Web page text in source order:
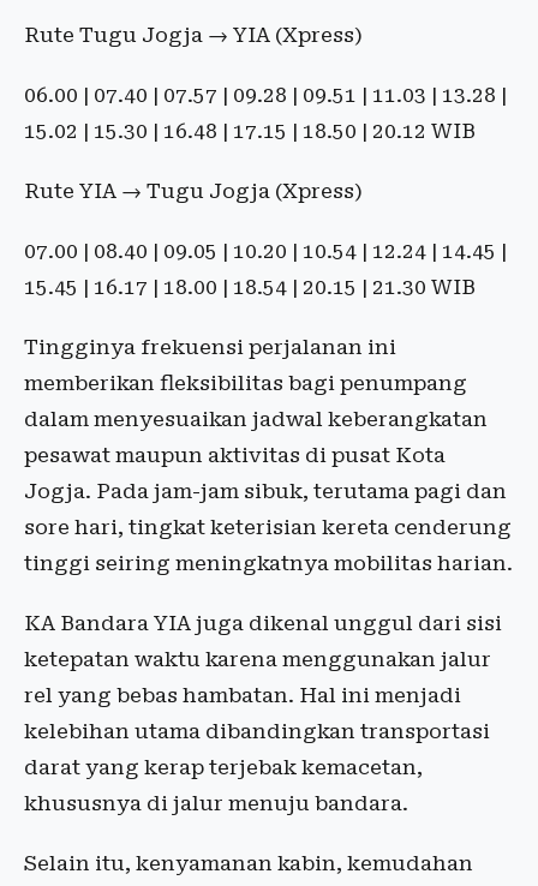
Rute Tugu Jogja → YIA (Xpress)
06.00 | 07.40 | 07.57 | 09.28 | 09.51 | 11.03 | 13.28 |
15.02 | 15.30 | 16.48 | 17.15 | 18.50 | 20.12 WIB
Rute YIA → Tugu Jogja (Xpress)
07.00 | 08.40 | 09.05 | 10.20 | 10.54 | 12.24 | 14.45 |
15.45 | 16.17 | 18.00 | 18.54 | 20.15 | 21.30 WIB
Tingginya frekuensi perjalanan ini
memberikan fleksibilitas bagi penumpang
dalam menyesuaikan jadwal keberangkatan
pesawat maupun aktivitas di pusat Kota
Jogja. Pada jam-jam sibuk, terutama pagi dan
sore hari, tingkat keterisian kereta cenderung
tinggi seiring meningkatnya mobilitas harian.
KA Bandara YIA juga dikenal unggul dari sisi
ketepatan waktu karena menggunakan jalur
rel yang bebas hambatan. Hal ini menjadi
kelebihan utama dibandingkan transportasi
darat yang kerap terjebak kemacetan,
khususnya di jalur menuju bandara.
Selain itu, kenyamanan kabin, kemudahan